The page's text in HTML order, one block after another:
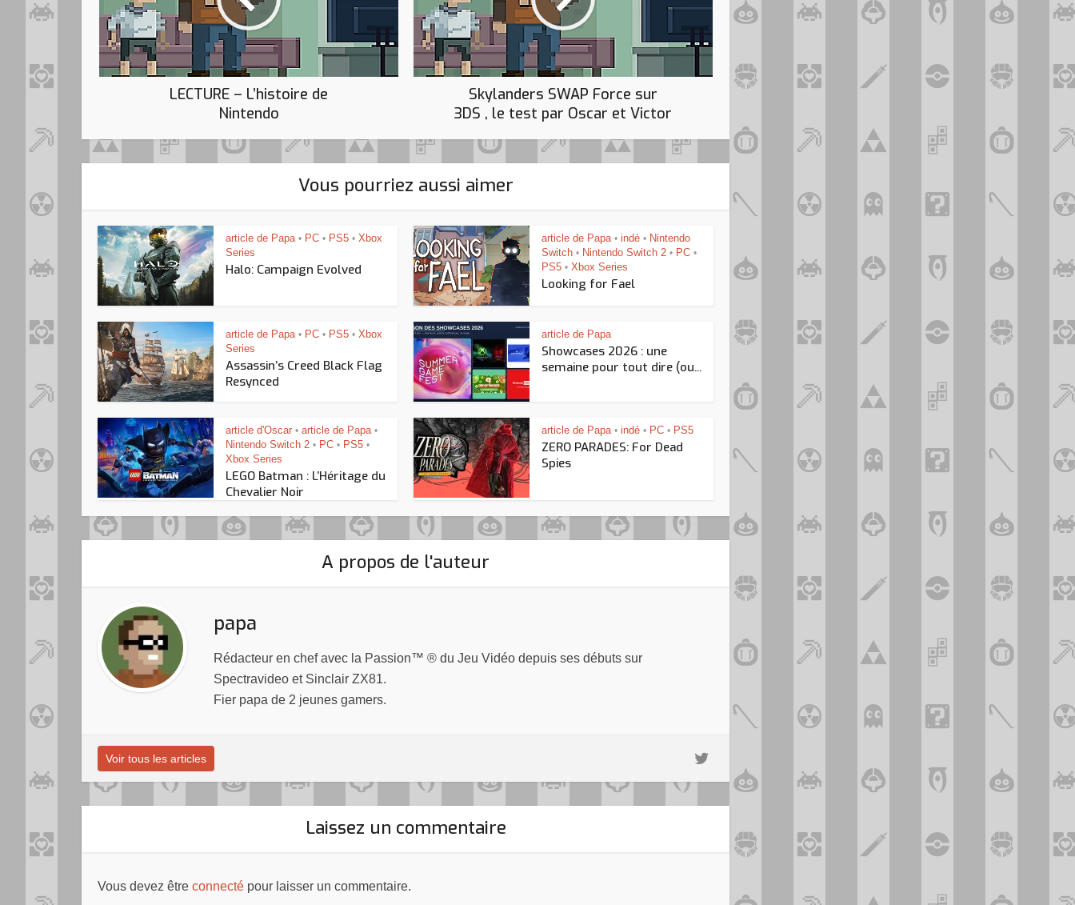
LECTURE – L’histoire de
Nintendo
Skylanders SWAP Force sur
3DS , le test par Oscar et Victor
Vous pourriez aussi aimer
article de Papa • PC • PS5 • Xbox
Series
Halo: Campaign Evolved
article de Papa • indé • Nintendo
Switch • Nintendo Switch 2 • PC •
PS5 • Xbox Series
Looking for Fael
article de Papa • PC • PS5 • Xbox
Series
Assassin’s Creed Black Flag
Resynced
article de Papa
Showcases 2026 : une
semaine pour tout dire (ou...
article d'Oscar • article de Papa •
Nintendo Switch 2 • PC • PS5 •
Xbox Series
LEGO Batman : L’Héritage du
Chevalier Noir
article de Papa • indé • PC • PS5
ZERO PARADES: For Dead
Spies
A propos de l'auteur
papa
Rédacteur en chef avec la Passion™ ® du Jeu Vidéo depuis ses débuts sur
Spectravideo et Sinclair ZX81.
Fier papa de 2 jeunes gamers.
Voir tous les articles
Laissez un commentaire
Vous devez être connecté pour laisser un commentaire.